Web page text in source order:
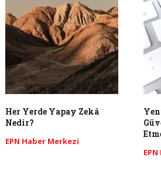
Her Yerde Yapay Zekâ
Nedir?
EPN Haber Merkezi